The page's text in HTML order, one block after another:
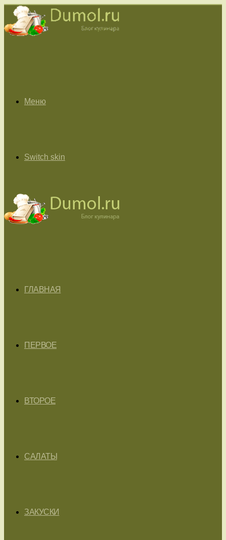
Меню
Switch skin
ГЛАВНАЯ
ПЕРВОЕ
ВТОРОЕ
САЛАТЫ
ЗАКУСКИ